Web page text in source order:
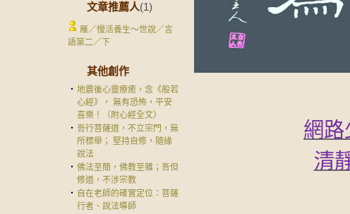
文章推薦人(1)
雁／慢活養生～世說／言
語第二／下
其他創作
‧ 地震後心靈療癒，念《般若
心經》， 無有恐怖，平安
喜樂！（附心經全文）
‧ 吾行菩薩道，不立宗門，無
所標舉； 堅持自修，隨緣
說法
‧ 佛法至簡，佛教至雜；吾但
修道，不涉宗教
‧ 自在老師的確實定位：菩薩
行者、說法導師
網路
清